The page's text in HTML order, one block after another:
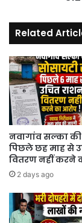
Related
नवागांव सल्का
पिछले छह माह से
वितरण नहीं करने
2 days ago